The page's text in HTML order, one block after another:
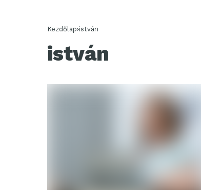
Kezdőlap istván
istván